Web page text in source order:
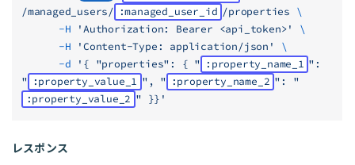
/managed_users/ :managed_user_id /properties \
      -H
'Authorization: Bearer <api_token>'
\
      -H
'Content-Type: application/json'
\
      -d
'{ "properties": { " :property_name_1 ":
" :property_value_1 ", " :property_name_2 ": "
:property_value_2 " }}'
レスポンス